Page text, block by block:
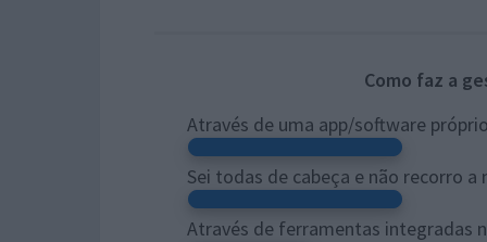
Como faz a
Através de uma app/software
Sei todas de cabeça e não recorro
Através de ferramentas integradas